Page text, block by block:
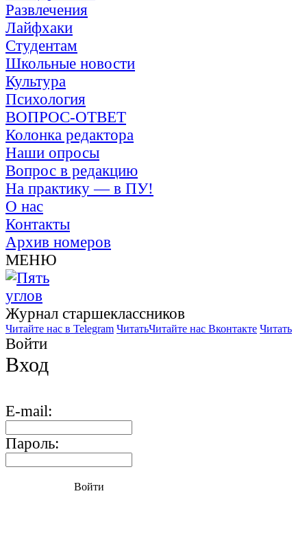
Развлечения
Лайфхаки
Студентам
Школьные новости
Культура
Психология
ВОПРОС-ОТВЕТ
Колонка редактора
Наши опросы
Вопрос в редакцию
На практику — в ПУ!
О нас
Контакты
Архив номеров
МЕНЮ
Журнал старшекласcников
Читайте нас в Telegram ЧитатьЧитайте нас Вконтакте Читать
Войти
Вход
E-mail:
Пароль:
Войти